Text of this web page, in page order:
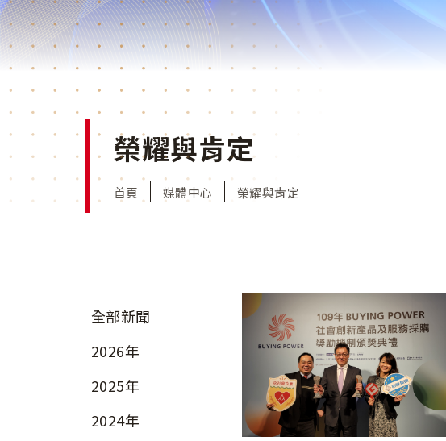
榮耀與肯定
首頁 媒體中心 榮耀與肯定
全部新聞
2026年
2025年
2024年